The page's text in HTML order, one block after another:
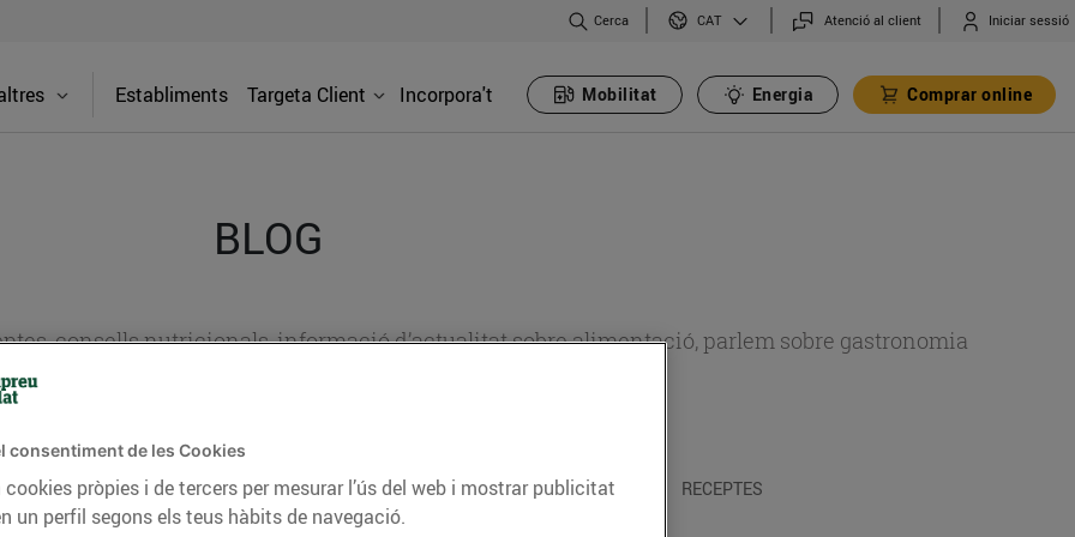
Cerca CAT Atenció al client Iniciar sessió
Establiments Targeta Client Incorpora't Mobilitat Energia Comprar online
BLOG
consells nutricionals, informació d’actualitat sobre alimentació, parlem sobre gastronomia
CONSELLS I HÀBITS SALUDABLES ENERGIA GASTRONOMIA I TRADICIONS RECEPTES
consentiment de les Cookies
pròpies i de tercers per mesurar l’ús del web i mostrar publicitat
un perfil segons els teus hàbits de navegació.